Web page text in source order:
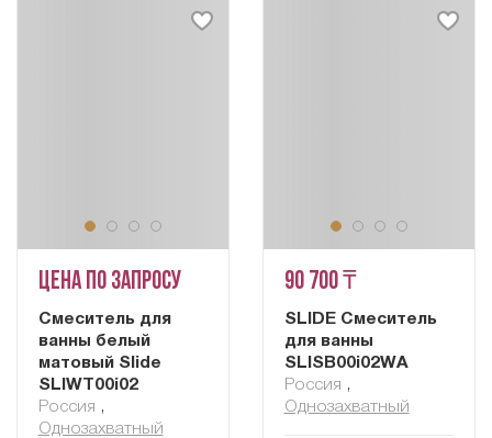
Цена по запросу
Смеситель для
ванны белый
матовый Slide
SLIWT00i02
Россия ,
Однозахватный
90 700 ₸
SLIDE Смеситель
для ванны
SLISB00i02WA
Россия ,
Однозахватный